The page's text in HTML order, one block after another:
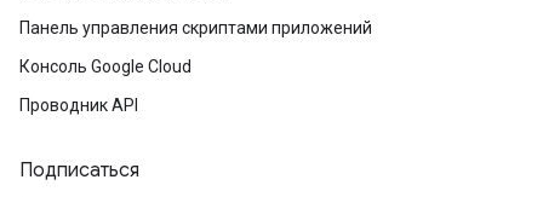
Панель управления скриптами приложений
Консоль Google Cloud
Проводник API
Подписаться